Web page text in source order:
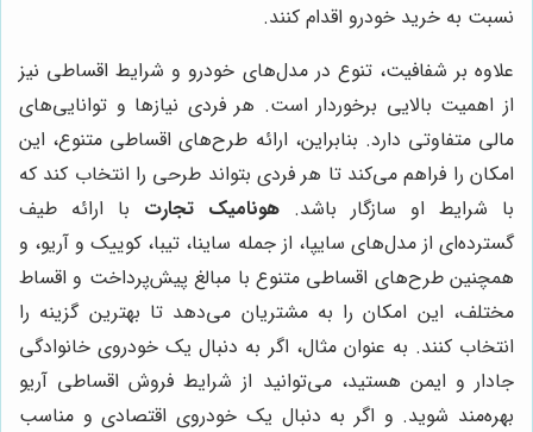
نسبت به خرید خودرو اقدام کنند.
علاوه بر شفافیت، تنوع در مدل‌های خودرو و شرایط اقساطی نیز
از اهمیت بالایی برخوردار است. هر فردی نیازها و توانایی‌های
مالی متفاوتی دارد. بنابراین، ارائه طرح‌های اقساطی متنوع، این
امکان را فراهم می‌کند تا هر فردی بتواند طرحی را انتخاب کند که
با شرایط او سازگار باشد. هونامیک تجارت با ارائه طیف
گسترده‌ای از مدل‌های سایپا، از جمله ساینا، تیبا، کوییک و آریو، و
همچنین طرح‌های اقساطی متنوع با مبالغ پیش‌پرداخت و اقساط
مختلف، این امکان را به مشتریان می‌دهد تا بهترین گزینه را
انتخاب کنند. به عنوان مثال، اگر به دنبال یک خودروی خانوادگی
جادار و ایمن هستید، می‌توانید از شرایط فروش اقساطی آریو
بهره‌مند شوید. و اگر به دنبال یک خودروی اقتصادی و مناسب